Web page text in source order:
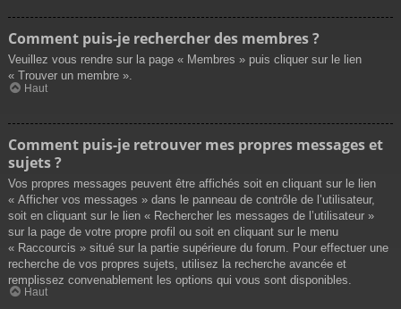
Comment puis-je rechercher des membres ?
Veuillez vous rendre sur la page « Membres » puis cliquer sur le lien
« Trouver un membre ».
Haut
Comment puis-je retrouver mes propres messages et
sujets ?
Vos propres messages peuvent être affichés soit en cliquant sur le lien
« Afficher vos messages » dans le panneau de contrôle de l’utilisateur,
soit en cliquant sur le lien « Rechercher les messages de l’utilisateur »
sur la page de votre propre profil ou soit en cliquant sur le menu
« Raccourcis » situé sur la partie supérieure du forum. Pour effectuer une
recherche de vos propres sujets, utilisez la recherche avancée et
remplissez convenablement les options qui vous sont disponibles.
Haut